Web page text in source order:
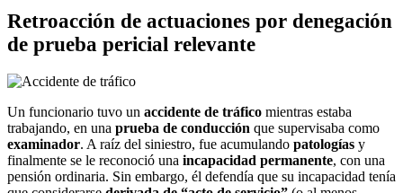
Retroacción de actuaciones por denegación
de prueba pericial relevante
Un funcionario tuvo un accidente de tráfico mientras estaba
trabajando, en una prueba de conducción que supervisaba como
examinador. A raíz del siniestro, fue acumulando patologías y
finalmente se le reconoció una incapacidad permanente, con una
pensión ordinaria. Sin embargo, él defendía que su incapacidad tenía